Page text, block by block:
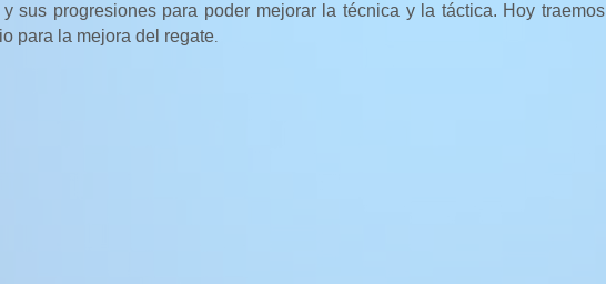
sus progresiones para poder mejorar la técnica y la táctica. Hoy traemos
para la mejora del regate.